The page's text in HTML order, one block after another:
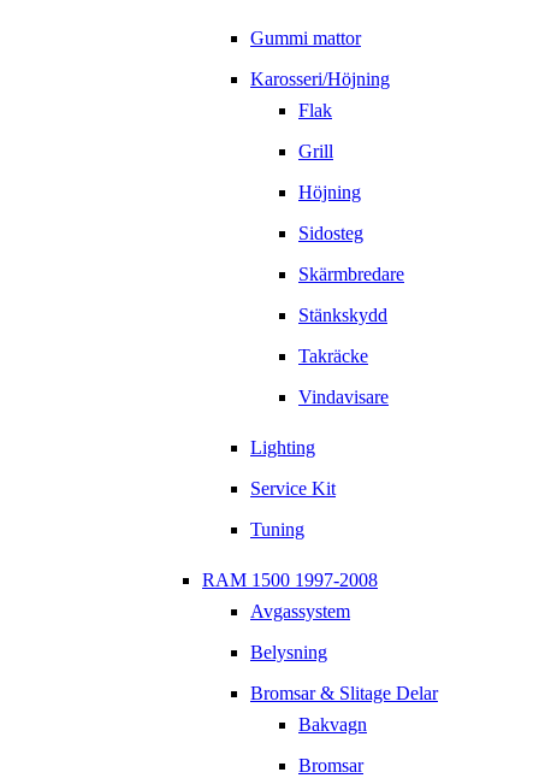
Gummi mattor
Karosseri/Höjning
Flak
Grill
Höjning
Sidosteg
Skärmbredare
Stänkskydd
Takräcke
Vindavisare
Lighting
Service Kit
Tuning
RAM 1500 1997-2008
Avgassystem
Belysning
Bromsar & Slitage Delar
Bakvagn
Bromsar